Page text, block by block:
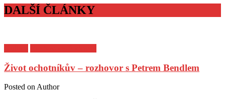
DALŠÍ ČLÁNKY
Život ochotníkův – rozhovor s Petrem Bendlem
Posted onAuthor